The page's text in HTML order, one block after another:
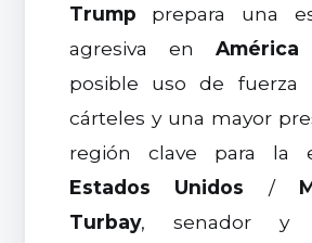
Trump prepara una
agresiva en
posible uso de fuerza
cárteles y una mayor
región clave para la
Estados Unidos /
Turbay, senador y